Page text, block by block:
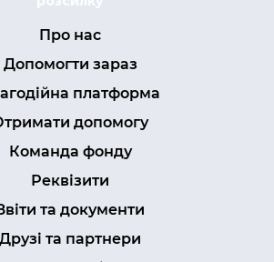
Про нас
Допомогти зараз
платформа
допомогу
Команда фонду
Реквізити
та документи
Друзі та партнери